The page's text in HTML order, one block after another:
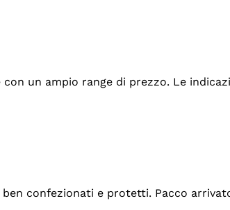
un ampio range di prezzo. Le
confezionati e protetti. Pacco